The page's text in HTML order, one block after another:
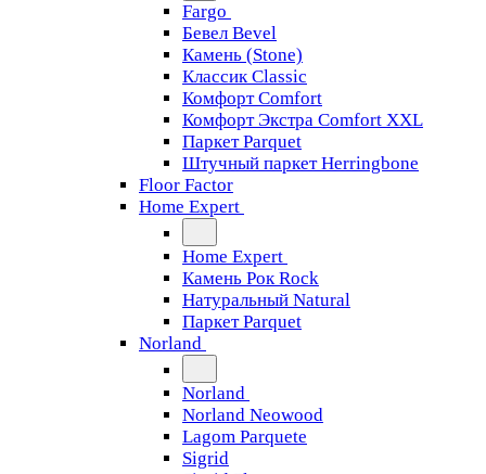
Fargo
Бевел Bevel
Камень (Stone)
Классик Classic
Комфорт Comfort
Комфорт Экстра Comfort XXL
Паркет Parquet
Штучный паркет Herringbone
Floor Factor
Home Expert
Home Expert
Камень Рок Rock
Натуральный Natural
Паркет Parquet
Norland
Norland
Norland Neowood
Lagom Parquete
Sigrid